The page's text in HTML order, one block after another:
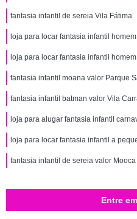
fantasia infantil de sereia Vila Fátima
loja para locar fantasia infantil
loja para locar fantasia infantil
fantasia infantil moana valor Parque
fantasia infantil batman valor Vila
loja para alugar fantasia infantil
loja para locar fantasia infantil a
fantasia infantil de sereia valor Mooca
Entre